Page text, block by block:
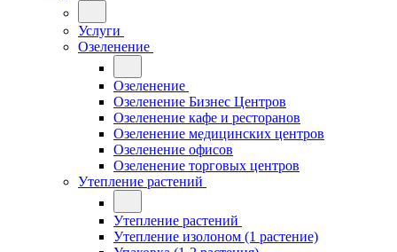
Услуги
Озеленение
Озеленение
Озеленение Бизнес Центров
Озеленение кафе и ресторанов
Озеленение медицинских центров
Озеленение офисов
Озеленение торговых центров
Утепление растений
Утепление растений
Утепление изолоном (1 растение)